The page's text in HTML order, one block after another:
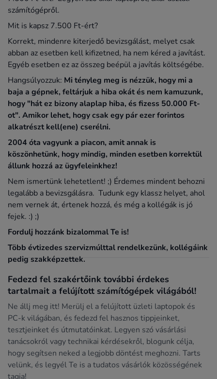
számítógépről.
Mit is kapsz 7.500 Ft-ért?
Korrekt, mindenre kiterjedő bevizsgálást, melyet csak
abban az esetben kell kifizetned, ha nem kéred a javítást.
Egyéb esetben ez az összeg beépül a javítás költségébe.
Hangsúlyozzuk: Mi tényleg meg is nézzük, hogy mi a
baja a gépnek, feltárjuk a hiba okát és nem kamuzunk,
hogy "hát ez bizony alaplap hiba, és fizess 50.000 Ft-
ot". Amikor lehet, hogy csak egy pár ezer forintos
alkatrészt kell(ene) cserélni.
2004 óta vagyunk a piacon, amit annak is
köszönhetünk, hogy mindig, minden esetben korrektül
állunk hozzá az ügyfeleinkhez!
Nem ismertünk lehetetlent! ;) Érdemes mindent behozni
legalább a bevizsgálásra. Tudunk egy klassz helyet, ahol
nem vernek át, értenek hozzá, és még a kollégák is jó
fejek. :) ;)
Fordulj hozzánk bizalommal Te is!
Több évtizedes szervizmúlttal rendelkezünk, kollégáink
pedig szakképzettek.
Fedezd fel szakértőink további érdekes
tartalmait a felújított számítógépek világából!
Ne állj meg itt! Merülj el a felújított üzleti laptopok és
PC-k világában, és fedezd fel hasznos tippjeinket,
tesztjeinket és útmutatóinkat. Legyen szó vásárlási
tanácsokról vagy technikai kérdésekről, blogunk célja,
hogy segítsen neked a legjobb döntést meghozni. Tarts
velünk, és legyél Te is a tudatos vásárlók közösségének
tagja!